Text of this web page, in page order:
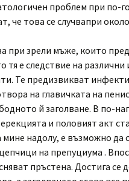
проблем при по-
че това се случвапри
при зрели мъже, които
тя е следствие на
Те предизвикват
на главичката на
й заголване. В по-
и половият акт
надолу, е възможно да
на препуциума .
пръстена. Достига се